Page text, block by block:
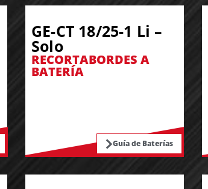
GE-CT 18/25-1 Li –
Solo
RECORTABORDES A
BATERÍA
Guía de Baterías